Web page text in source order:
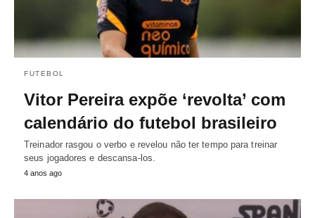
FUTEBOL
Vitor Pereira expõe ‘revolta’ com
calendário do futebol brasileiro
Treinador rasgou o verbo e revelou não ter tempo para treinar
seus jogadores e descansa-los.
4 anos ago